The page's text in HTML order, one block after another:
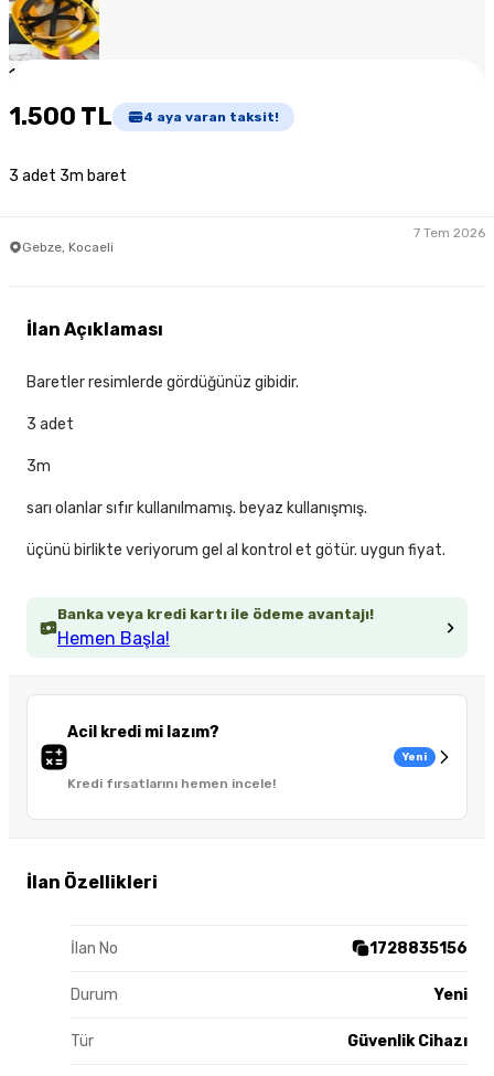
1
1.500 TL 4 aya varan taksit!
3 adet 3m baret
Gebze, Kocaeli
7 Tem 2026
Banka veya kredi kartı ile ödeme avantajı!
Hemen Başla!
Acil kredi mi lazım?
Kredi fırsatlarını hemen incele!
Yeni
İlan Özellikleri
İlan No 1728835156
Durum Yeni
Tür Güvenlik Cihazı
İlan Açıklaması
Baretler resimlerde gördüğünüz gibidir.
3 adet
3m
sarı olanlar sıfır kullanılmamış. beyaz kullanışmış.
üçünü birlikte veriyorum gel al kontrol et götür. uygun fiyat.